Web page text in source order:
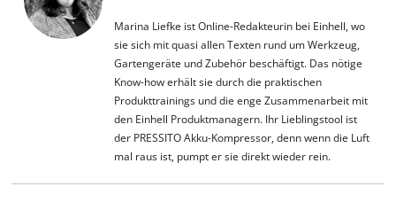
Marina Liefke ist Online-Redakteurin bei Einhell, wo
sie sich mit quasi allen Texten rund um Werkzeug,
Gartengeräte und Zubehör beschäftigt. Das nötige
Know-how erhält sie durch die praktischen
Produkttrainings und die enge Zusammenarbeit mit
den Einhell Produktmanagern. Ihr Lieblingstool ist
der PRESSITO Akku-Kompressor, denn wenn die Luft
mal raus ist, pumpt er sie direkt wieder rein.